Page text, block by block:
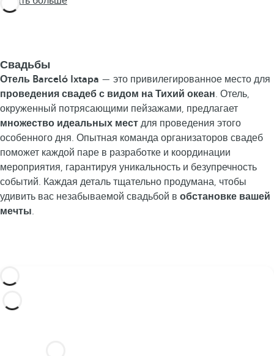
Свадьбы
Отель Barceló Ixtapa — это привилегированное место для
проведения свадеб с видом на Тихий океан . Отель,
окруженный потрясающими пейзажами, предлагает
множество идеальных мест для проведения этого
особенного дня. Опытная команда организаторов свадеб
поможет каждой паре в разработке и координации
мероприятия, гарантируя уникальность и безупречность
событий. Каждая деталь тщательно продумана, чтобы
удивить вас незабываемой свадьбой в обстановке вашей
мечты